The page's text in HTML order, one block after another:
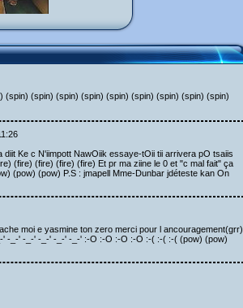
(spin) (spin) (spin) (spin) (spin) (spin) (spin) (spin) (spin)
Ke c N'iimpott NawOiik essaye-tOii tii arrivera pO tsaiis
(fire) (fire) (fire) (fire) Et pr ma ziine le 0 et "c mal fait" ça
(pow) (pow) P.S : jmapell Mme-Dunbar jdéteste kan On
moi e yasmine ton zero merci pour l ancouragement(grr)
_-' -_-' -_-' -_-' -_-' :-O :-O :-O :-O :-( :-( :-( (pow) (pow)